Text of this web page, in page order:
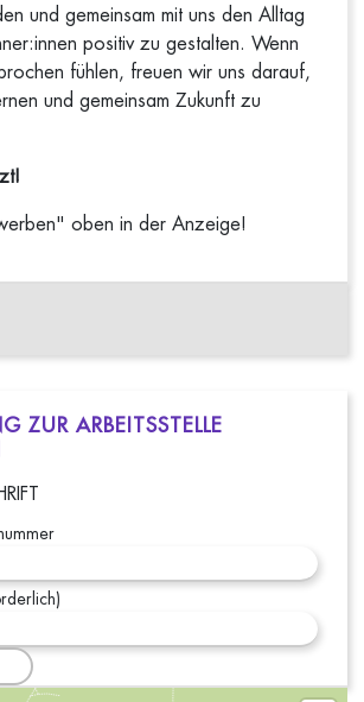
und gemeinsam mit uns den Alltag
positiv zu gestalten. Wenn
fühlen, freuen wir uns darauf,
und gemeinsam Zukunft zu
oben in der Anzeige!
ZUR ARBEITSSTELLE